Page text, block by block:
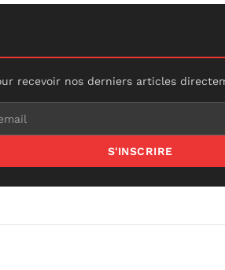
recevoir nos derniers articles
S'INSCRIRE